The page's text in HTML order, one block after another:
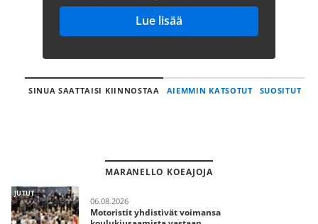
Lue lisää
SINUA SAATTAISI KIINNOSTAA AIEMMIN KATSOTUT SUOSITUT
MARANELLO KOEAJOJA
JUTUT
06.08.2026
Motoristit yhdistivät voimansa